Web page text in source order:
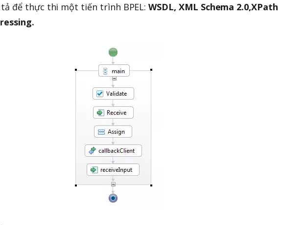
tả để thực thi một tiến trình BPEL:WSDL, XML Schema 2.0,XPath